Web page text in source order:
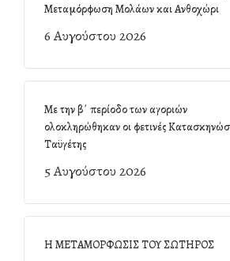
Μεταμόρφωση Μολάων και Ανθοχώρι
6 Αυγούστου 2026
Με την β΄ περίοδο των αγοριών
ολοκληρώθηκαν οι φετινές
Ταϋγέτης
5 Αυγούστου 2026
Η ΜΕΤΑΜΟΡΦΩΣΙΣ ΤΟΥ ΣΩΤΗΡΟΣ